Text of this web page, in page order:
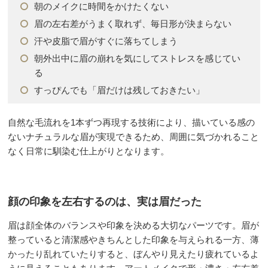
朝のメイクに時間をかけたくない
眉の左右差がうまく取れず、毎日形が決まらない
汗や皮脂で眉がすぐに落ちてしまう
朝外出中に眉の崩れを気にしてストレスを感じてい
る
すっぴんでも「眉だけは残しておきたい」
自然な毛流れを1本ずつ再現する技術により、描いている感の
ないナチュラルな眉が実現できるため、周囲に気づかれること
なく日常に馴染む仕上がりとなります。
顔の印象を左右するのは、実は眉だった
眉は顔全体のバランスや印象を決める大切なパーツです。眉が
整っていると清潔感やきちんとした印象を与えられる一方、薄
かったり乱れていたりすると、ぼんやり見えたり疲れているよ